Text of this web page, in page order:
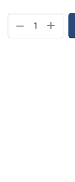
+
−